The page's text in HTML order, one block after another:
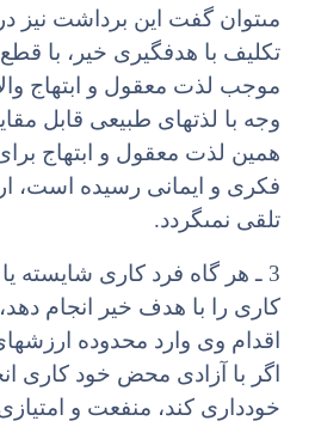
مى‏توان گفت این برداشت
تکلیف با هدف‏گیرى خیر، با
موجب لذت معقول و ابتهاج
وجه با لذت‏هاى طبیعى قابل
همین لذت معقول و ابتهاج
فکرى و ایمانى رسیده است،
تلقى نمى‏گردد.
3 ـ هر گاه فرد کارى شایسته
کارى را با هدف خیر انجام
اقدام وى وارد محدوده
اگر با آزادى محض خود کارى
خوددارى کند، منفعت و